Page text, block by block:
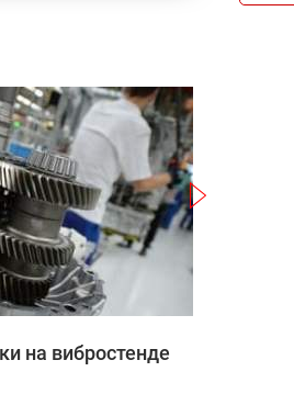
на вибростенде